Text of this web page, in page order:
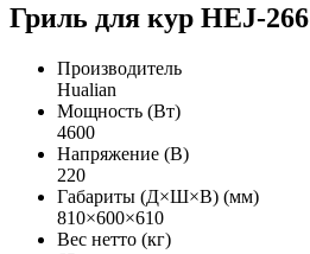
Гриль для кур HEJ-266
Производитель
Hualian
Мощность (Вт)
4600
Напряжение (В)
220
Габариты (Д×Ш×В) (мм)
810×600×610
Вес нетто (кг)